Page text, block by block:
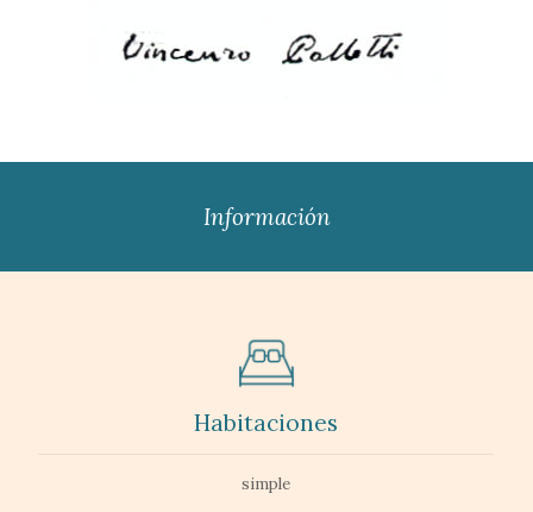
Información
Habitaciones
simple